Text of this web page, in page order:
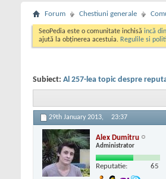
Forum Chestiuni generale
SeoPedia este o comunitate inchisă incă
ajută la obținerea acestuia. Regulile si
Subiect: Al 257-lea topic despre
29th January 2013, 23:37
Alex Dumitru
Administrator
Reputatie: 65